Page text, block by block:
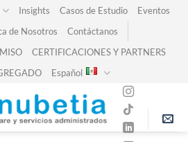
Insights Casos de Estudio
Eventos
de Nosotros
Contáctanos
CERTIFICACIONES Y PARTNERS
Español